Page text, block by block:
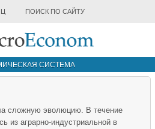
ПОИСК ПО САЙТУ
СИСТЕМА
сложную эволюцию. В течение
из аграрно-индустриальной в